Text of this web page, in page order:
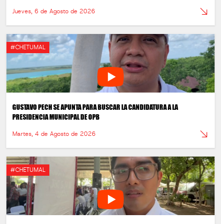
Jueves, 6 de Agosto de 2026
#CHETUMAL
GUSTAVO PECH SE APUNTA PARA BUSCAR LA CANDIDATURA A LA
PRESIDENCIA MUNICIPAL DE OPB
Martes, 4 de Agosto de 2026
#CHETUMAL